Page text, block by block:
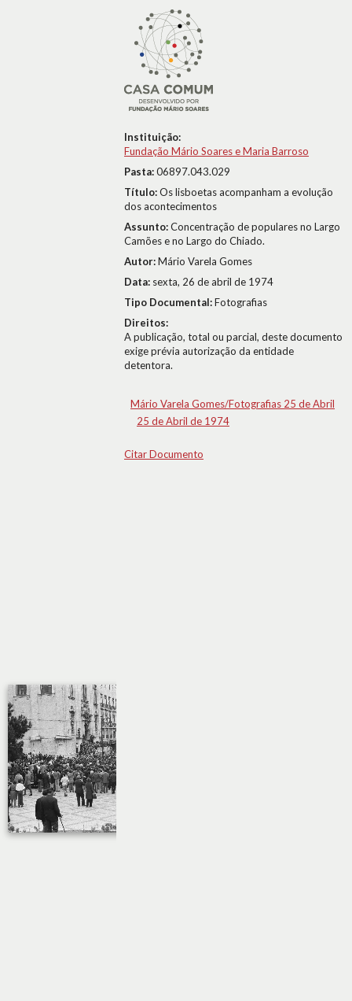
Instituição:
Fundação Mário Soares e Maria Barroso
Pasta:06897.043.029
Título:Os lisboetas acompanham a evolução
dos acontecimentos
Assunto:Concentração de populares no Largo
Camões e no Largo do Chiado.
Autor:Mário Varela Gomes
Data: sexta, 26 de abril de 1974
Tipo Documental:Fotografias
Direitos:
A publicação, total ou parcial, deste documento
exige prévia autorização da entidade
detentora.
Mário Varela Gomes/Fotografias 25 de Abril
25 de Abril de 1974
Citar Documento